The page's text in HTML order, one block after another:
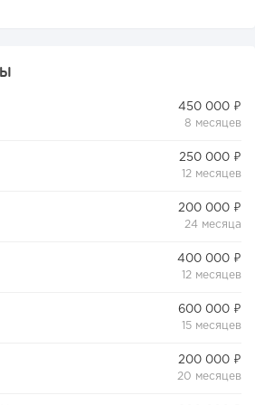
450 000 ₽
8 месяцев
250 000 ₽
12 месяцев
200 000 ₽
24 месяца
400 000 ₽
12 месяцев
600 000 ₽
15 месяцев
200 000 ₽
20 месяцев